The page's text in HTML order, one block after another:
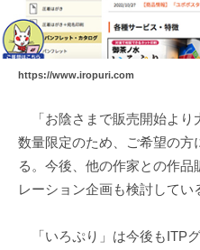
https://www.iropuri.com
「お陰さまで販売開始より
数量限定のため、ご希望の方
る。今後、他の作家との作
レーション企画も検討してい
「いろぷり」は今後もITP